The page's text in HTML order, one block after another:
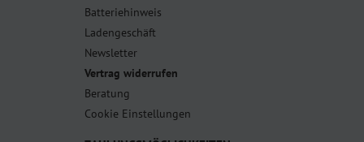
Batteriehinweis
Ladengeschäft
Newsletter
Vertrag widerrufen
Beratung
Cookie Einstellungen